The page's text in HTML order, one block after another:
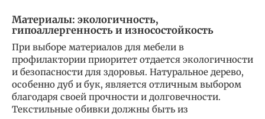
Материалы: экологичность,
гипоаллергенность и износостойкость
При выборе материалов для мебели в
профилактории приоритет отдается экологичности
и безопасности для здоровья. Натуральное дерево,
особенно дуб и бук, является отличным выбором
благодаря своей прочности и долговечности.
Текстильные обивки должны быть из